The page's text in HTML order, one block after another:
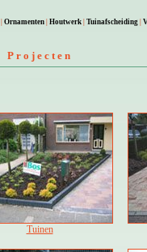
Ornamenten Houtwerk Tuinafscheiding
Projecten
Tuinen